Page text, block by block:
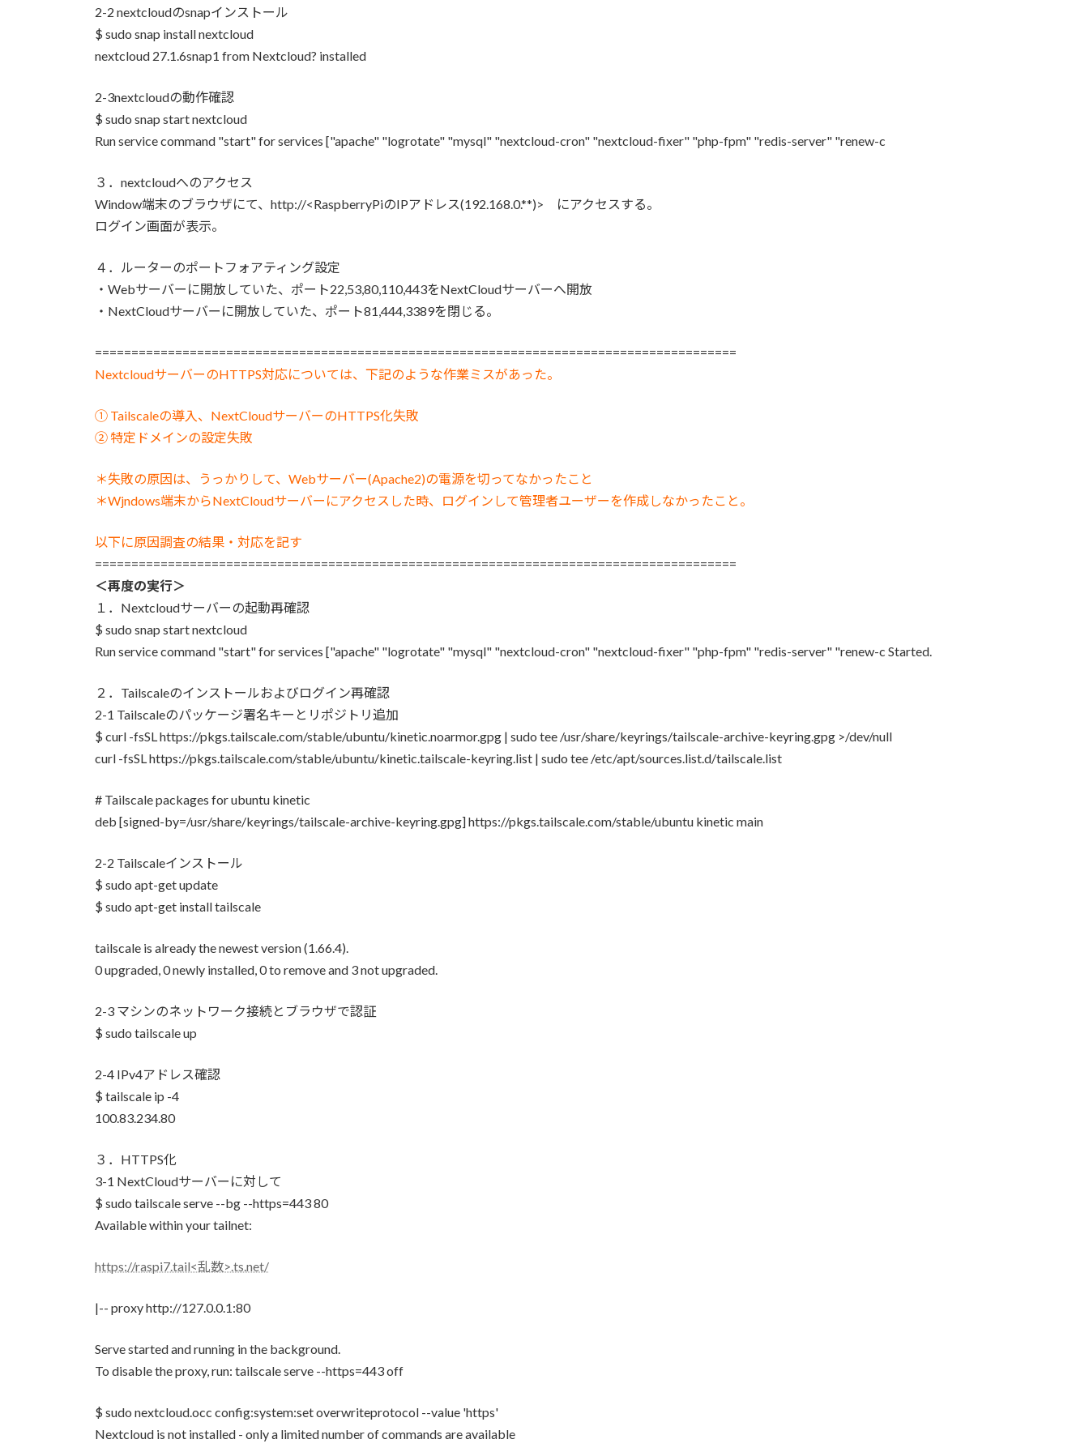
2-2 nextcloudのsnapインストール
$ sudo snap install nextcloud
nextcloud 27.1.6snap1 from Nextcloud? installed
2-3nextcloudの動作確認
$ sudo snap start nextcloud
Run service command "start" for services ["apache" "logrotate" "mysql" "nextcloud-cron" "nextcloud-fixer" "php-fpm" "redis-server" "renew-c
３．nextcloudへのアクセス
Window端末のブラウザにて、http://<RaspberryPiのIPアドレス(192.168.0.**)> にアクセスする。
ログイン画面が表示。
４．ルーターのポートフォアティング設定
・Webサーバーに開放していた、ポート22,53,80,110,443をNextCloudサーバーへ開放
・NextCloudサーバーに開放していた、ポート81,444,3389を閉じる。
========================================================================================
NextcloudサーバーのHTTPS対応については、下記のような作業ミスがあった。
① Tailscaleの導入、NextCloudサーバーのHTTPS化失敗
② 特定ドメインの設定失敗
＊失敗の原因は、うっかりして、Webサーバー(Apache2)の電源を切ってなかったこと
＊Wjndows端末からNextCloudサーバーにアクセスした時、ログインして管理者ユーザーを作成しなかったこと。
以下に原因調査の結果・対応を記す
========================================================================================
＜再度の実行＞
１．Nextcloudサーバーの起動再確認
$ sudo snap start nextcloud
Run service command "start" for services ["apache" "logrotate" "mysql" "nextcloud-cron" "nextcloud-fixer" "php-fpm" "redis-server" "renew-c Started.
２．Tailscaleのインストールおよびログイン再確認
2-1 Tailscaleのパッケージ署名キーとリポジトリ追加
$ curl -fsSL https://pkgs.tailscale.com/stable/ubuntu/kinetic.noarmor.gpg | sudo tee /usr/share/keyrings/tailscale-archive-keyring.gpg >/dev/null
curl -fsSL https://pkgs.tailscale.com/stable/ubuntu/kinetic.tailscale-keyring.list | sudo tee /etc/apt/sources.list.d/tailscale.list
# Tailscale packages for ubuntu kinetic
deb [signed-by=/usr/share/keyrings/tailscale-archive-keyring.gpg] https://pkgs.tailscale.com/stable/ubuntu kinetic main
2-2 Tailscaleインストール
$ sudo apt-get update
$ sudo apt-get install tailscale
tailscale is already the newest version (1.66.4).
0 upgraded, 0 newly installed, 0 to remove and 3 not upgraded.
2-3 マシンのネットワーク接続とブラウザで認証
$ sudo tailscale up
2-4 IPv4アドレス確認
$ tailscale ip -4
100.83.234.80
３．HTTPS化
3-1 NextCloudサーバーに対して
$ sudo tailscale serve --bg --https=443 80
Available within your tailnet:
https://raspi7.tail<乱数>.ts.net/
|-- proxy http://127.0.0.1:80
Serve started and running in the background.
To disable the proxy, run: tailscale serve --https=443 off
$ sudo nextcloud.occ config:system:set overwriteprotocol --value 'https'
Nextcloud is not installed - only a limited number of commands are available